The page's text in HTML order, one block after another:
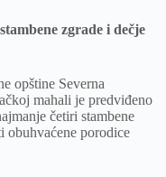
zgrade i dečje
opštine Severna
mahali je predviđeno
četiri stambene
obuhvaćene porodice